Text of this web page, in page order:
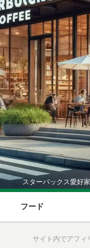
スターバックス愛好
フード
サイト内でアフィ